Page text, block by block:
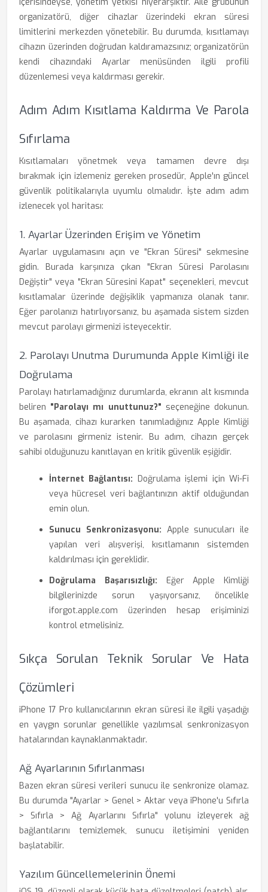
organizatörü, diğer cihazlar üzerindeki ekran süresi
limitlerini merkezden yönetebilir. Bu durumda, kısıtlamayı
cihazın üzerinden doğrudan kaldıramazsınız; organizatörün
kendi cihazındaki Ayarlar menüsünden ilgili profili
düzenlemesi veya kaldırması gerekir.
Adım Adım Kısıtlama Kaldırma Ve Parola
Sıfırlama
Kısıtlamaları yönetmek veya tamamen devre dışı
bırakmak için izlemeniz gereken prosedür, Apple'ın güncel
güvenlik politikalarıyla uyumlu olmalıdır. İşte adım adım
izlenecek yol haritası:
1. Ayarlar Üzerinden Erişim ve Yönetim
Ayarlar uygulamasını açın ve "Ekran Süresi" sekmesine
gidin. Burada karşınıza çıkan "Ekran Süresi Parolasını
Değiştir" veya "Ekran Süresini Kapat" seçenekleri, mevcut
kısıtlamalar üzerinde değişiklik yapmanıza olanak tanır.
Eğer parolanızı hatırlıyorsanız, bu aşamada sistem sizden
mevcut parolayı girmenizi isteyecektir.
2. Parolayı Unutma Durumunda Apple Kimliği ile
Doğrulama
Parolayı hatırlamadığınız durumlarda, ekranın alt kısmında
beliren "Parolayı mı unuttunuz?" seçeneğine dokunun.
Bu aşamada, cihazı kurarken tanımladığınız Apple Kimliği
ve parolasını girmeniz istenir. Bu adım, cihazın gerçek
sahibi olduğunuzu kanıtlayan en kritik güvenlik eşiğidir.
İnternet Bağlantısı: Doğrulama işlemi için Wi-Fi
veya hücresel veri bağlantınızın aktif olduğundan
emin olun.
Sunucu Senkronizasyonu: Apple sunucuları ile
yapılan veri alışverişi, kısıtlamanın sistemden
kaldırılması için gereklidir.
Doğrulama Başarısızlığı: Eğer Apple Kimliği
bilgilerinizde sorun yaşıyorsanız, öncelikle
iforgot.apple.com üzerinden hesap erişiminizi
kontrol etmelisiniz.
Sıkça Sorulan Teknik Sorular Ve Hata
Çözümleri
iPhone 17 Pro kullanıcılarının ekran süresi ile ilgili yaşadığı
en yaygın sorunlar genellikle yazılımsal senkronizasyon
hatalarından kaynaklanmaktadır.
Ağ Ayarlarının Sıfırlanması
Bazen ekran süresi verileri sunucu ile senkronize olamaz.
Bu durumda "Ayarlar > Genel > Aktar veya iPhone'u Sıfırla
> Sıfırla > Ağ Ayarlarını Sıfırla" yolunu izleyerek ağ
bağlantılarını temizlemek, sunucu iletişimini yeniden
başlatabilir.
Yazılım Güncellemelerinin Önemi